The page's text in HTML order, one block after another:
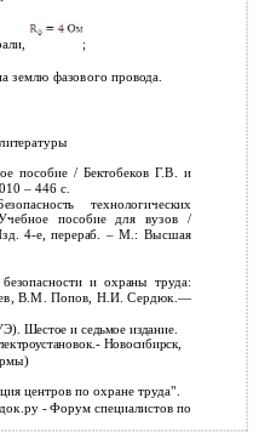
;
землю фазового провода.
пособие / Бектобеков Г.В. и
– 446 с.
технологических
пособие для вузов /
4-е, перераб. – М.: Высшая
и охраны труда:
В.М. Попов, Н.И. Сердюк.—
Шестое и седьмое издание.
Новосибирск,
центров по охране труда".
- Форум специалистов по